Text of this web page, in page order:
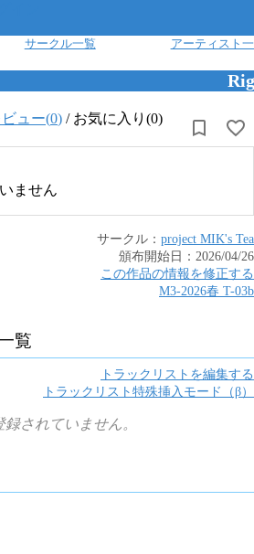
サークル一覧 アーティスト
ビュー(0) / お気に入り(0)
ません
サークル： project MIK's Tea
頒布開始日： 2026/04/26
この作品の情報を修正する
M3-2026春 T-03b
覧
トラックリストを編集する
トラックリスト特殊挿入モード（β）
されていません。